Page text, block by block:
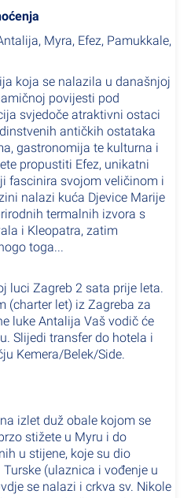
Myra, Efez, Pamukkale,
koja se nalazila u današnjoj
povijesti pod
svjedoče atraktivni ostaci
antičkih ostataka
gastronomija te kulturna i
propustiti Efez, unikatni
fascinira svojom veličinom i
nalazi kuća Djevice Marije
termalnih izvora s
i Kleopatra, zatim
toga...
luci Zagreb 2 sata prije leta.
(charter let) iz Zagreba za
luke Antalija Vaš vodič će
Slijedi transfer do hotela i
Kemera/Belek/Side.
izlet duž obale kojom se
stižete u Myru i do
u stijene, koje su dio
(ulaznica i vođenje u
se nalazi i crkva sv. Nikole